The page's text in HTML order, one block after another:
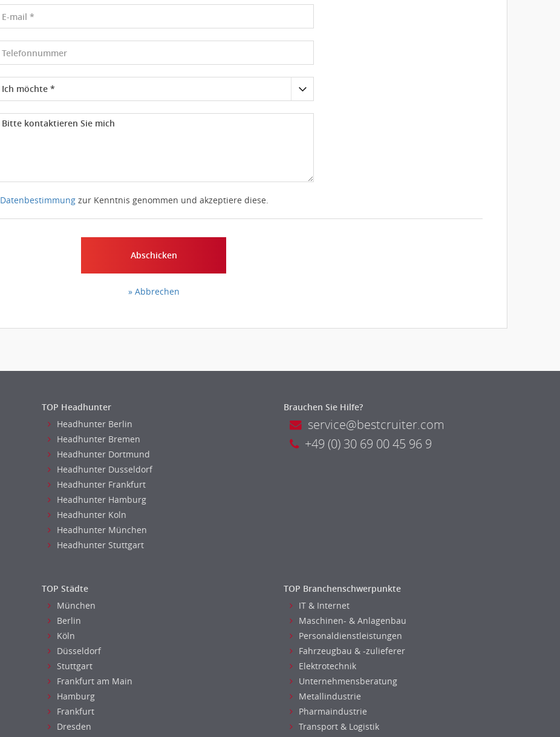
Datenbestimmung zur Kenntnis genommen und akzeptiere diese.
Abschicken
» Abbrechen
TOP Headhunter
Headhunter Berlin
Headhunter Bremen
Headhunter Dortmund
Headhunter Dusseldorf
Headhunter Frankfurt
Headhunter Hamburg
Headhunter Koln
Headhunter München
Headhunter Stuttgart
Brauchen Sie Hilfe?
service@bestcruiter.com
+49 (0) 30 69 00 45 96 9
TOP Städte
München
Berlin
Köln
Düsseldorf
Stuttgart
Frankfurt am Main
Hamburg
Frankfurt
Dresden
TOP Branchenschwerpunkte
IT & Internet
Maschinen- & Anlagenbau
Personaldienstleistungen
Fahrzeugbau & -zulieferer
Elektrotechnik
Unternehmensberatung
Metallindustrie
Pharmaindustrie
Transport & Logistik